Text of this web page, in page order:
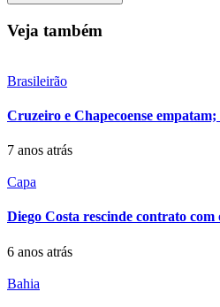
Veja também
Brasileirão
Cruzeiro e Chapecoense
7 anos atrás
Capa
Diego Costa rescinde contrato
6 anos atrás
Bahia